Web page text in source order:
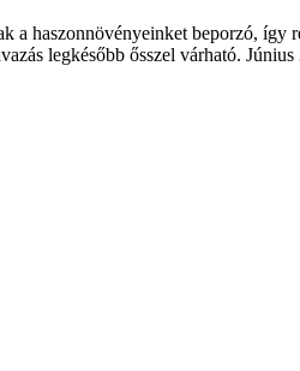
haszonnövényeinket beporzó, így
legkésőbb ősszel várható.